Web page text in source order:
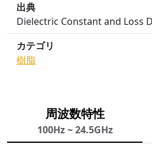
出典
Dielectric Constant and Loss
カテゴリ
樹脂
周波数特性
100Hz ~ 24.5GHz